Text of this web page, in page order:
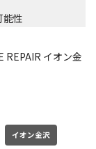
能性
REPAIR イオン金
イオン金沢